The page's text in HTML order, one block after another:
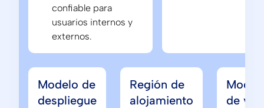
confiable para
usuarios internos y
externos.
Modelo de
despliegue
Región de
alojamiento
de